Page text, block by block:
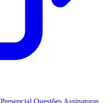
Presencial Questões Assinaturas